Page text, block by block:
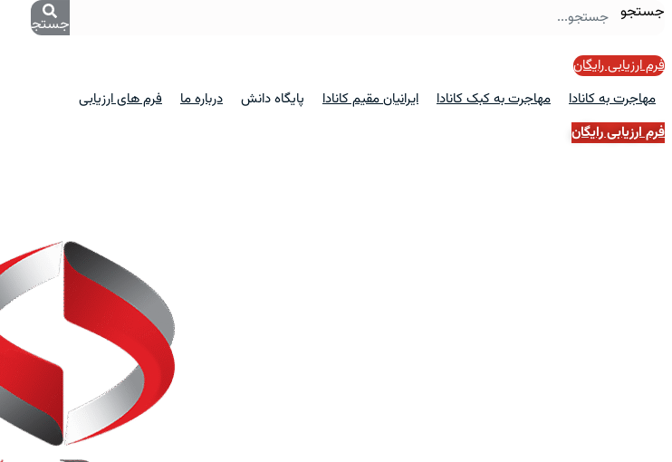
جستجو
جستجو
فرم ارزیابی رایگان
مهاجرت به کانادا
مهاجرت به کبک کانادا ایرانیان مقیم کانادا پایگاه دانش درباره ما
فرم های ارزیابی
فرم ارزیابی رایگان